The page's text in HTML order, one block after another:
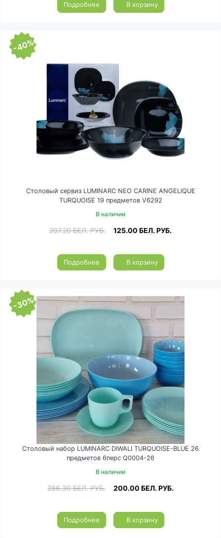
Подробнее В корзину
-40%
Столовый сервиз LUMINARC NEO CARINE ANGELIQUE
TURQUOISE 19 предметов V6292
В наличии
207.20БЕЛ. РУБ. 125.00 БЕЛ. РУБ.
Подробнее В корзину
-30%
Столовый набор LUMINARC DIWALI TURQUOISE-BLUE 26
предметов 6перс Q0004-26
В наличии
286.30БЕЛ. РУБ. 200.00 БЕЛ. РУБ.
Подробнее В корзину